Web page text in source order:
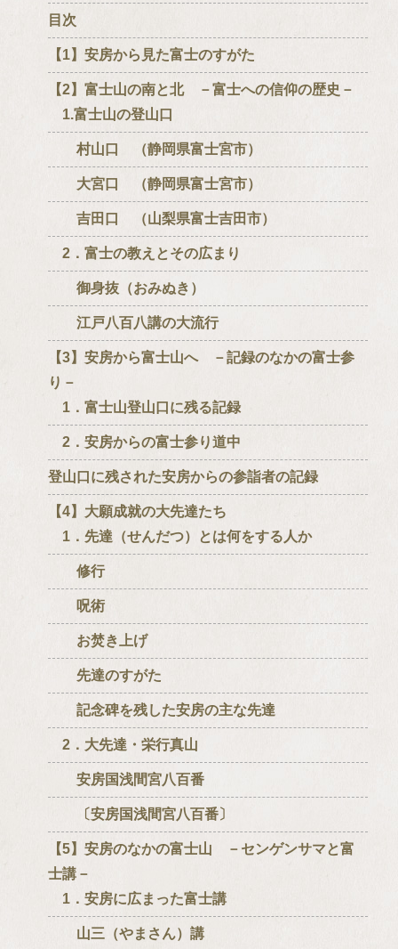
目次
【1】安房から見た富士のすがた
【2】富士山の南と北 －富士への信仰の歴史－
1.富士山の登山口
村山口 （静岡県富士宮市）
大宮口 （静岡県富士宮市）
吉田口 （山梨県富士吉田市）
2．富士の教えとその広まり
御身抜（おみぬき）
江戸八百八講の大流行
【3】安房から富士山へ －記録のなかの富士参
り－
1．富士山登山口に残る記録
2．安房からの富士参り道中
登山口に残された安房からの参詣者の記録
【4】大願成就の大先達たち
1．先達（せんだつ）とは何をする人か
修行
呪術
お焚き上げ
先達のすがた
記念碑を残した安房の主な先達
2．大先達・栄行真山
安房国浅間宮八百番
〔安房国浅間宮八百番〕
【5】安房のなかの富士山 －センゲンサマと富
士講－
1．安房に広まった富士講
山三（やまさん）講